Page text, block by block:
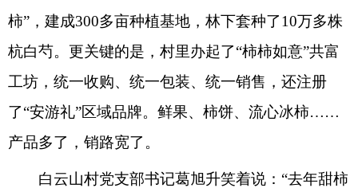
柿”，建成300多亩种植基地，林下套种了10万多株
杭白芍。更关键的是，村里办起了“柿柿如意”共富
工坊，统一收购、统一包装、统一销售，还注册
了“安游礼”区域品牌。鲜果、柿饼、流心冰柿……
产品多了，销路宽了。
白云山村党支部书记葛旭升笑着说：“去年甜柿